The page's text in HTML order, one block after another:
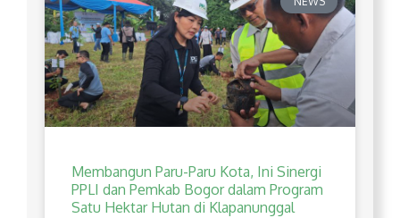
Membangun Paru-Paru Kota, Ini Sinergi
PPLI dan Pemkab Bogor dalam Program
Satu Hektar Hutan di Klapanunggal